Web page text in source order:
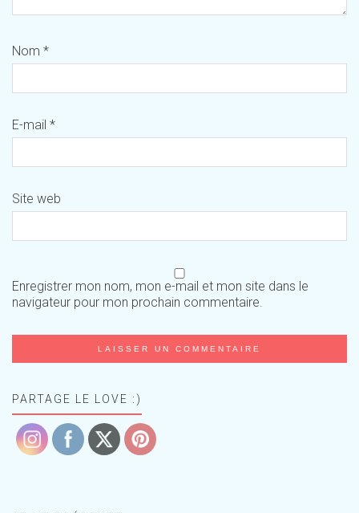
Nom *
E-mail *
Site web
Enregistrer mon nom, mon e-mail et mon site dans le
navigateur pour mon prochain commentaire.
PARTAGE LE LOVE :)